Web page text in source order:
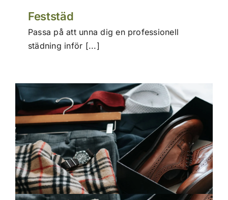
Feststäd
Passa på att unna dig en professionell
städning inför [...]